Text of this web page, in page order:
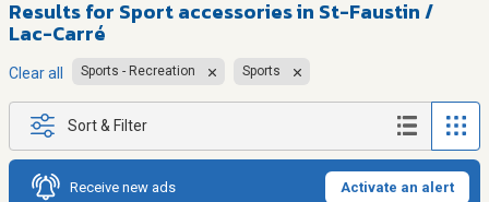
Results for Sport accessories in St-Faustin /
Lac-Carré
Clear all Sports - Recreation Sports
Sort & Filter
Receive new ads Activate an alert